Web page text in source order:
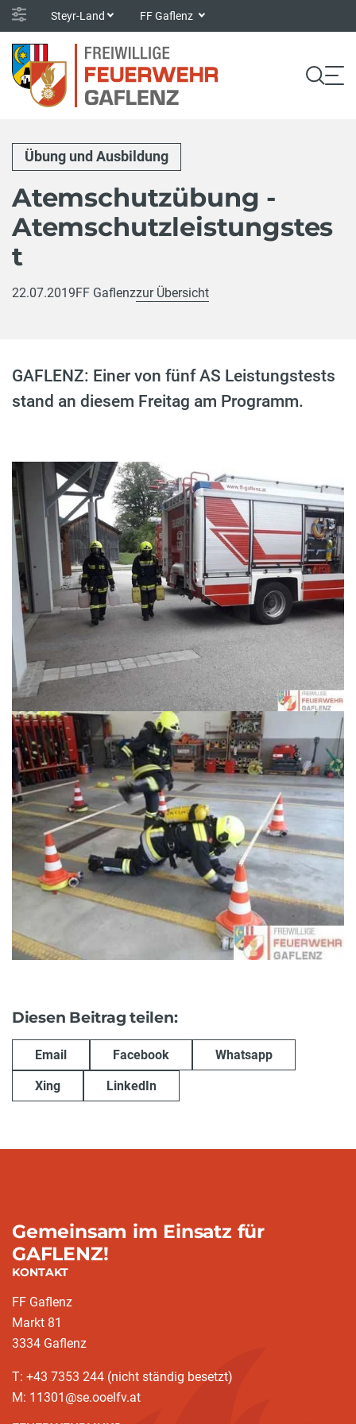
Steyr-Land FF Gaflenz
Übung und Ausbildung
Atemschutzübung -
Atemschutzleistungstes
t
22.07.2019FF Gaflenzzur Übersicht
GAFLENZ: Einer von fünf AS Leistungstests
stand an diesem Freitag am Programm.
Diesen Beitrag teilen:
Email Facebook Whatsapp
Xing LinkedIn
Gemeinsam im Einsatz für
GAFLENZ!
KONTAKT
FF Gaflenz
Markt 81
3334 Gaflenz
T: +43 7353 244 (nicht ständig besetzt)
M: 11301@se.ooelfv.at